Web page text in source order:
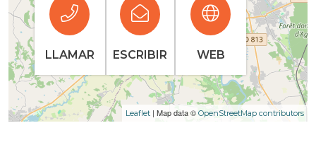
Leaflet | Map data © OpenStreetMap contributors
LLAMAR ESCRIBIR WEB